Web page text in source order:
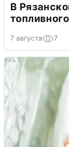
В
7 августа 7